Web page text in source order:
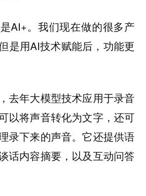
AI+。我们现在做的很多产
是用AI技术赋能后，功能更
去年大模型技术应用于录音
以将声音转化为文字，还可
录下来的声音。它还提供语
话内容摘要，以及互动问答